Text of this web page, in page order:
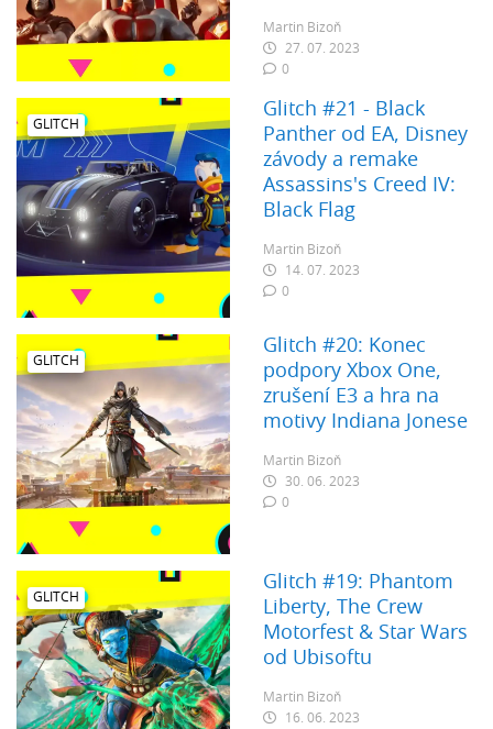
Martin Bizoň
27. 07. 2023
0
GLITCH
Glitch #21 - Black
Panther od EA, Disney
závody a remake
Assassins's Creed IV:
Black Flag
Martin Bizoň
14. 07. 2023
0
GLITCH
Glitch #20: Konec
podpory Xbox One,
zrušení E3 a hra na
motivy Indiana Jonese
Martin Bizoň
30. 06. 2023
0
GLITCH
Glitch #19: Phantom
Liberty, The Crew
Motorfest & Star Wars
od Ubisoftu
Martin Bizoň
16. 06. 2023